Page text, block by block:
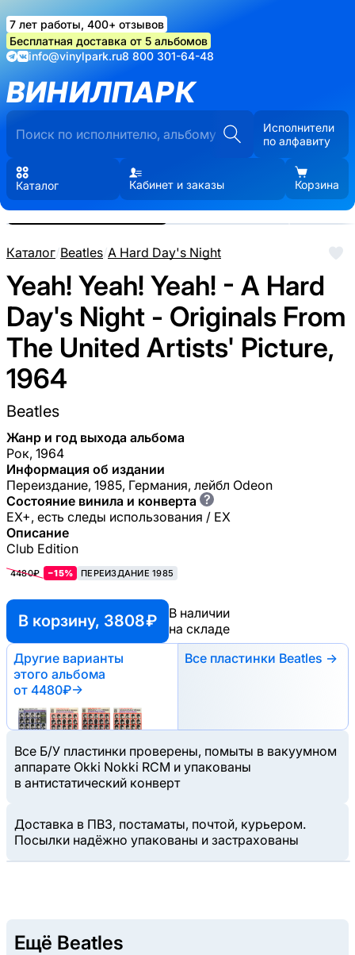
7 лет работы, 400+ отзывов
Бесплатная доставка от 5 альбомов
info@vinylpark.ru8 800 301-64-48
ВИНИЛПАРК
Исполнители
по алфавиту
Каталог Кабинет и заказы Корзина
Каталог/Beatles/A Hard Day's Night
Yeah! Yeah! Yeah! - A Hard
Day's Night - Originals From
The United Artists' Picture,
1964
Beatles
Жанр и год выхода альбома
Рок, 1964
Информация об издании
Переиздание, 1985, Германия, лейбл Odeon
Состояние винила и конверта ?
EX+, есть следы использования / EX
Описание
Club Edition
4480₽ −15% ПЕРЕИЗДАНИЕ 1985
В корзину, 3808 ₽
В наличии
на складе
Другие варианты
этого альбома
от 4480₽→
Все пластинки Beatles →
Все Б/У пластинки проверены, помыты в вакуумном
аппарате Okki Nokki RCM и упакованы
в антистатический конверт
Доставка в ПВЗ, постаматы, почтой, курьером.
Посылки надёжно упакованы и застрахованы
Реальные фото пластинки.
Нажмите, чтобы увеличить
Ещё Beatles